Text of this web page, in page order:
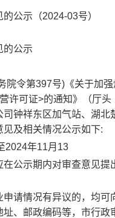
公示（2024-03号）
的公示
院令第397号) 《关于加
许可证>的通知》
（厅头
钟祥东区加气站、湖
见及相关情况公示如下:
2024年11月 13
在公示期内对审查意见
请情况有异议的，均
址、邮政编码等，市行政